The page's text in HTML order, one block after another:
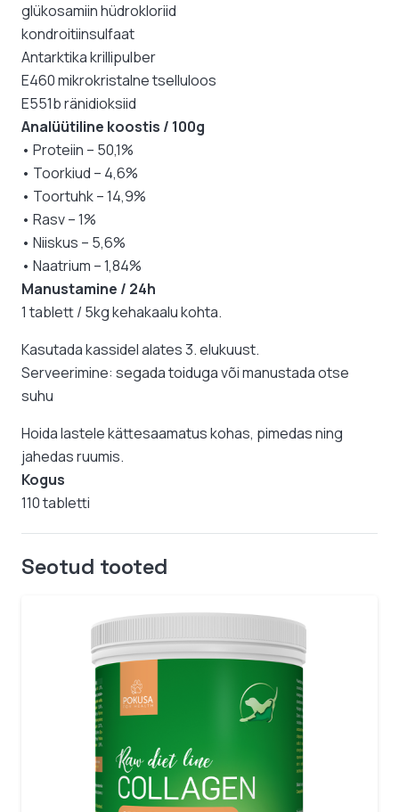
glükosamiin hüdrokloriid
kondroitiinsulfaat
Antarktika krillipulber
E460 mikrokristalne tselluloos
E551b ränidioksiid
Analüütiline koostis / 100g
• Proteiin – 50,1%
• Toorkiud – 4,6%
• Toortuhk – 14,9%
• Rasv – 1%
• Niiskus – 5,6%
• Naatrium – 1,84%
Manustamine / 24h
1 tablett / 5kg kehakaalu kohta.
Kasutada kassidel alates 3. elukuust.
Serveerimine: segada toiduga või manustada otse
suhu
Hoida lastele kättesaamatus kohas, pimedas ning
jahedas ruumis.
Kogus
110 tabletti
Seotud tooted